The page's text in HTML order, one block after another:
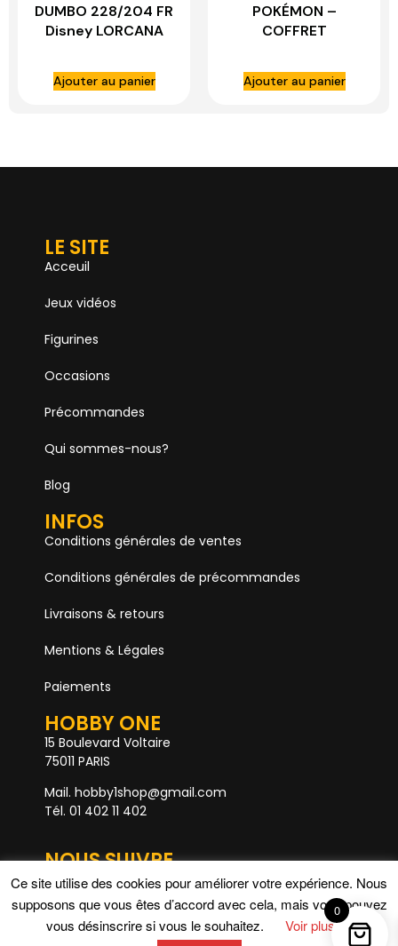
Rupture de stock
DUMBO 228/204 FR
Disney LORCANA
Ajouter au panier
POKÉMON –
COFFRET
Ajouter au panier
LE SITE
Acceuil
Jeux vidéos
Figurines
Occasions
Précommandes
Qui sommes-nous?
Blog
INFOS
Conditions générales de ventes
Conditions générales de précommandes
Livraisons & retours
Mentions & Légales
Paiements
HOBBY ONE
15 Boulevard Voltaire
75011 PARIS
Mail. hobby1shop@gmail.com
Tél. 01 402 11 402
NOUS SUIVRE
Ce site utilise des cookies pour améliorer votre expérience. Nous
supposons que vous êtes d’accord avec cela, mais vous pouvez
vous désinscrire si vous le souhaitez.
Voir plus
0